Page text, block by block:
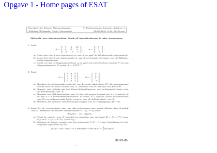
Opgave 1 - Home pages of ESAT